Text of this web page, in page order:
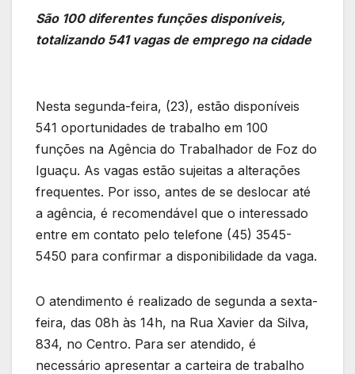
São 100 diferentes funções disponíveis,
totalizando 541 vagas de emprego na cidade
Nesta segunda-feira, (23), estão disponíveis
541 oportunidades de trabalho em 100
funções na Agência do Trabalhador de Foz do
Iguaçu. As vagas estão sujeitas a alterações
frequentes. Por isso, antes de se deslocar até
a agência, é recomendável que o interessado
entre em contato pelo telefone (45) 3545-
5450 para confirmar a disponibilidade da vaga.
O atendimento é realizado de segunda a sexta-
feira, das 08h às 14h, na Rua Xavier da Silva,
834, no Centro. Para ser atendido, é
necessário apresentar a carteira de trabalho